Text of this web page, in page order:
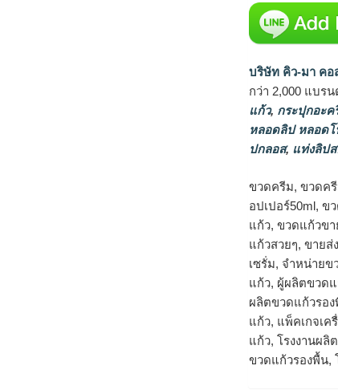
บริษัท คิว-มา คอ
กว่า 2,000 แบร
แก้ว, กระปุกอะ
หลอดลิป หลอด
ปกลอส, แท่งลิป
ขวดครีม, ขวดครี
อปเปอร์50ml, ข
แก้ว, ขวดแก้วขา
แก้วสวยๆ, ขาย
เซรั่ม, จำหน่าย
แก้ว, ผู้ผลิตขวด
ผลิตขวดแก้วรอ
แก้ว, แพ็คเกจเค
แก้ว, โรงงานผลิ
ขวดแก้วรองพื้น,